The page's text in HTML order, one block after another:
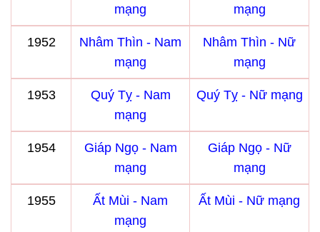
mạng
mạng
1952
Nhâm Thìn - Nam
mạng
Nhâm Thìn - Nữ
mạng
1953
Quý Tỵ - Nam
mạng
Quý Tỵ - Nữ mạng
1954
Giáp Ngọ - Nam
mạng
Giáp Ngọ - Nữ
mạng
1955
Ất Mùi - Nam
mạng
Ất Mùi - Nữ mạng